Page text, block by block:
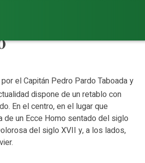
el Capitán Pedro Pardo Taboada y
dispone de un retablo con
En el centro, en el lugar que
de un Ecce Homo sentado del siglo
del siglo XVII y, a los lados,